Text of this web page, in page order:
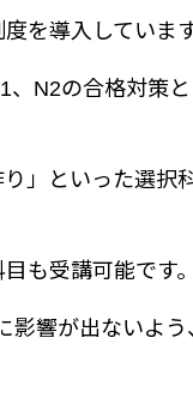
を導入しています
N2の合格対策
」といった選択
も受講可能です。
響が出ないよ